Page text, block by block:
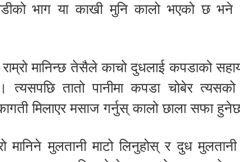
भाग या काखी मुनि कालो भएको छ
राम्रो मानिन्छ तेसैले काचो दुधलाई कपडाको
त्यसपछि तातो पानीमा कपडा चोबेर
मिलाएर मसाज गर्नुस् कालो छाला सफा
मानिने मुलतानी माटो लिनुहोस् र दुध मुलतानी